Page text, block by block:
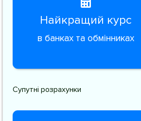
Найкращий курс
в банках та обмінниках
Супутні розрахунки